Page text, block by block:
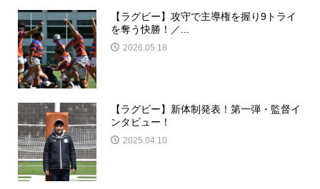
【ラグビー】攻守で主導権を握り9トライ
を奪う快勝！／...
2026.05.18
【ラグビー】新体制発表！第一弾・監督イ
ンタビュー！
2025.04.10